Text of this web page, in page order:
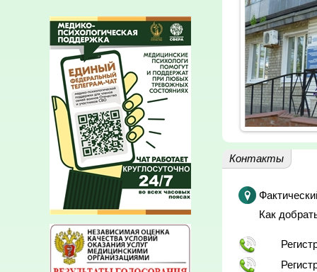
Контакты
Как